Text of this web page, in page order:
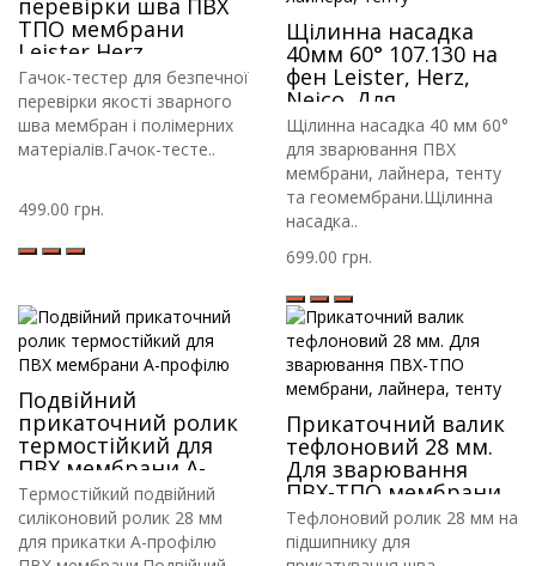
перевірки шва ПВХ
ТПО мембрани
Leister Herz
Гачок-тестер для безпечної
перевірки якості зварного
шва мембран і полімерних
матеріалів.Гачок-тесте..
499.00 грн.
Щілинна насадка
40мм 60° 107.130 на
фен Leister, Herz,
Neico. Для
зварювання ПВХ
мембрани, лайнера,
тенту
Щілинна насадка 40 мм 60°
для зварювання ПВХ
мембрани, лайнера, тенту
та геомембрани.Щілинна
насадка..
699.00 грн.
Подвійний
прикаточний ролик
термостійкий для
ПВХ мембрани А-
профілю
Термостійкий подвійний
силіконовий ролик 28 мм
для прикатки А-профілю
Прикаточний валик
тефлоновий 28 мм.
Для зварювання
ПВХ-ТПО мембрани,
лайнера, тенту
Тефлоновий ролик 28 мм на
підшипнику для